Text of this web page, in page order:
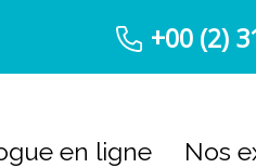
+00 (2)
en ligne Nos